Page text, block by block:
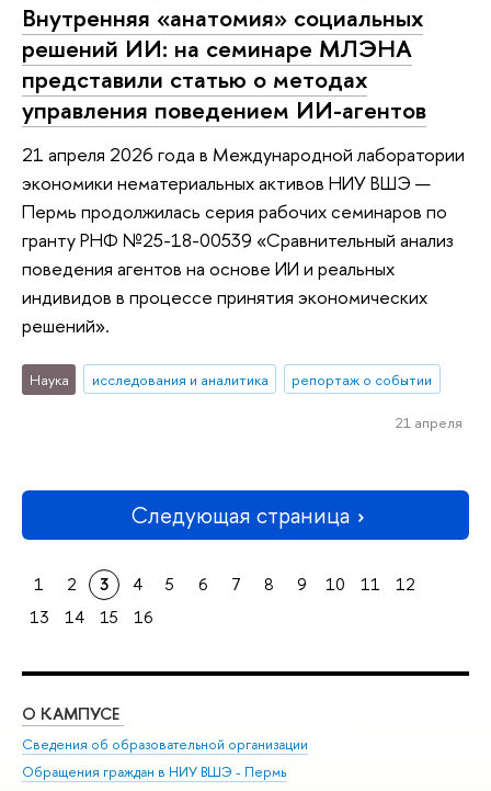
Внутренняя «анатомия» социальных
решений ИИ: на семинаре МЛЭНА
представили статью о методах
управления поведением ИИ-агентов
21 апреля 2026 года в Международной лаборатории
экономики нематериальных активов НИУ ВШЭ —
Пермь продолжилась серия рабочих семинаров по
гранту РНФ №25-18-00539 «Сравнительный анализ
поведения агентов на основе ИИ и реальных
индивидов в процессе принятия экономических
решений».
Наука исследования и аналитика репортаж о событии
21 апреля
Следующая страница
1 2 3 4 5 6 7 8 9 10 11
12
13
14 15 16
О КАМПУСЕ
Сведения об образовательной организации
Обращения граждан в НИУ ВШЭ - Пермь